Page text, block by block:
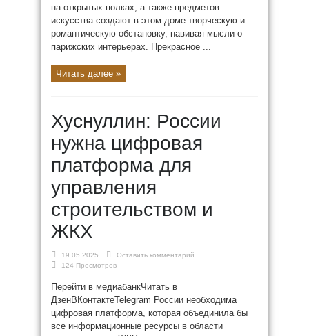
на открытых полках, а также предметов
искусства создают в этом доме творческую и
романтическую обстановку, навивая мысли о
парижских интерьерах. Прекрасное ...
Читать далее »
Хуснуллин: России
нужна цифровая
платформа для
управления
строительством и
ЖКХ
19.05.2025
Оставить комментарий
124 Просмотров
Перейти в медиабанкЧитать в
ДзенВКонтактеTelegram России необходима
цифровая платформа, которая объединила бы
все информационные ресурсы в области